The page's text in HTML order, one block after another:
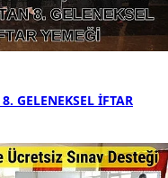
GELENEKSEL İFTAR